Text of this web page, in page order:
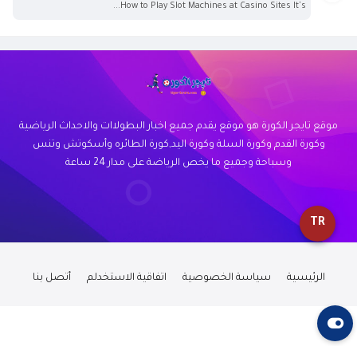
How to Play Slot Machines at Casino Sites It's...
موقع تايجر الكورة هو موقع يقدم جميع اخبار البطولاات والاحداث الرياضية
وكورة القدم وكورة السلة وكورة اليد,كورة الطائره وأسكوتش وتنس
وسباحة وجميع ما يخص الرياضة على مدار 24 ساعة
TR
الرئيسية سياسة الخصوصية اتفاقية الاستخدلم أتصل بنا